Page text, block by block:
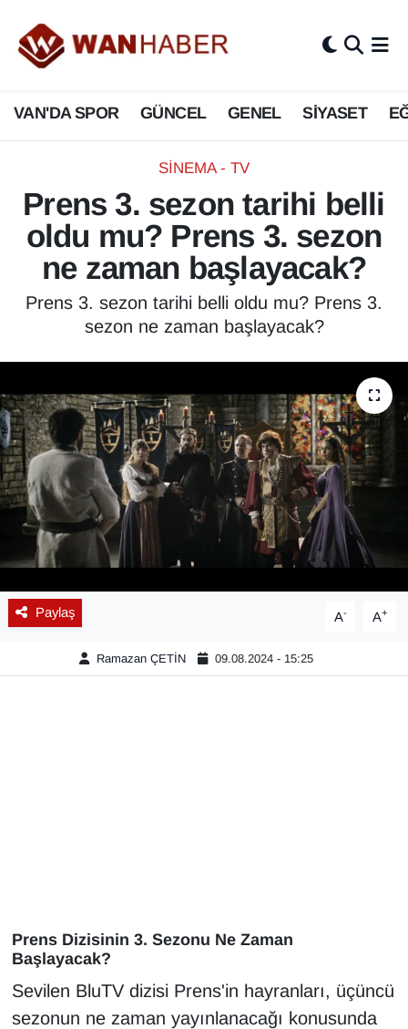
VAN'DA SPOR GÜNCEL GENEL SİYASET
SINEMA - TV
Prens 3. sezon tarihi belli
oldu mu? Prens 3. sezon
ne zaman başlayacak?
Prens 3. sezon tarihi belli oldu mu? Prens 3.
sezon ne zaman başlayacak?
Paylaş A- A+
Ramazan ÇETİN 09.08.2024 - 15:25
Prens Dizisinin 3. Sezonu Ne Zaman
Başlayacak?
Sevilen BluTV dizisi Prens'in hayranları, üçüncü
sezonun ne zaman yayınlanacağı konusunda
3.SAYFA
ASAYİŞ
BİLİM VE TEKNOLOJİ
Biyografi
ÇEVRE
Dernekler, Odalar
Diğer
DÜNYA
EĞİTİM
Eleman
Emlak
HABERDE İNSAN
İngilizce
Van Nöbetçi Eczaneler
Van Hava Durumu
Van Namaz Vakitleri
Van Trafik Yoğunluk Haritası
Süper Lig Puan Durumu ve Fikstür
Tüm Manşetler
Haber Arşivi